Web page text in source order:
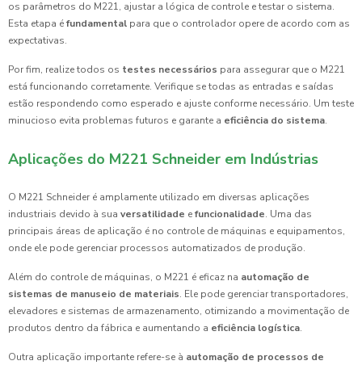
os parâmetros do M221, ajustar a lógica de controle e testar o sistema.
Esta etapa éfundamental para que o controlador opere de acordo com as
expectativas.
Por fim, realize todos os testes necessários para assegurar que o M221
está funcionando corretamente. Verifique se todas as entradas e saídas
estão respondendo como esperado e ajuste conforme necessário. Um teste
minucioso evita problemas futuros e garante a eficiência do sistema.
Aplicações do M221 Schneider em Indústrias
O M221 Schneider é amplamente utilizado em diversas aplicações
industriais devido à sua versatilidade efuncionalidade. Uma das
principais áreas de aplicação é no controle de máquinas e equipamentos,
onde ele pode gerenciar processos automatizados de produção.
Além do controle de máquinas, o M221 é eficaz na automação de
sistemas de manuseio de materiais. Ele pode gerenciar transportadores,
elevadores e sistemas de armazenamento, otimizando a movimentação de
produtos dentro da fábrica e aumentando a eficiência logística.
Outra aplicação importante refere-se à automação de processos de